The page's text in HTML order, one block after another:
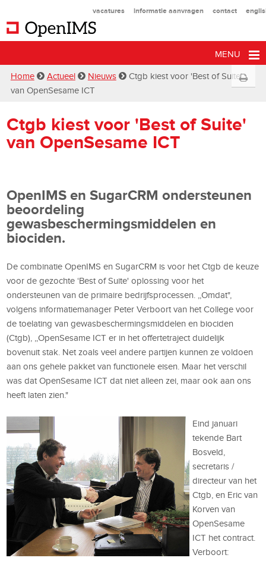
vacatures informatie aanvragen contact
MENU
Home Actueel Nieuws
Ctgb kiest voor 'Best of Suite'
van OpenSesame ICT
Ctgb kiest voor 'Best of Suite'
van OpenSesame ICT
OpenIMS en SugarCRM ondersteunen
beoordeling
gewasbeschermingsmiddelen en
biociden.
De combinatie OpenIMS en SugarCRM is voor het Ctgb de keuze
voor de gezochte ‘Best of Suite' oplossing voor het
ondersteunen van de primaire bedrijfsprocessen. ,,Omdat",
volgens informatiemanager Peter Verboort van het College voor
de toelating van gewasbeschermingsmiddelen en biociden
(Ctgb), ,,OpenSesame ICT er in het offertetraject duidelijk
bovenuit stak. Net zoals veel andere partijen kunnen ze voldoen
aan ons gehele pakket van functionele eisen. Maar het verschil
was dat OpenSesame ICT dat niet alleen zei, maar ook aan ons
heeft laten zien."
Eind januari
tekende Bart
Bosveld,
secretaris /
directeur van het
Ctgb, en Eric van
Korven van
OpenSesame
ICT het contract.
Verboort: